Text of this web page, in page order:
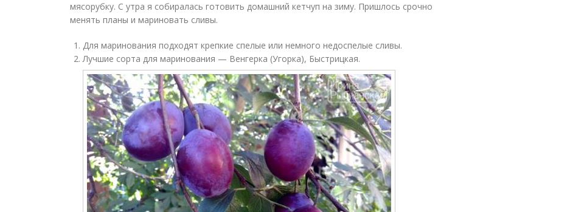
мясорубку. С утра я собиралась готовить домашний кетчуп на зиму. Пришлось срочно
менять планы и мариновать сливы.
Для маринования подходят крепкие спелые или немного недоспелые сливы.
Лучшие сорта для маринования — Венгерка (Угорка), Быстрицкая.